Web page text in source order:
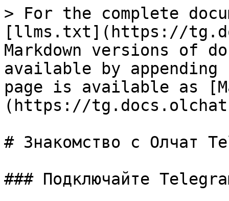
> For the complete
[llms.txt](https://
Markdown versions of
available by
page is available as
(https://
# Знакомство с Олчат
### Подключайте